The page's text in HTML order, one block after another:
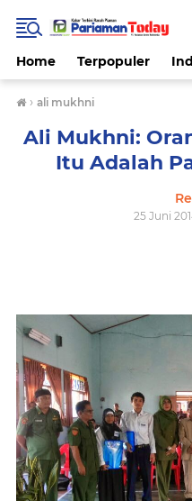
Home Terpopuler
› ali mukhni
Ali Mukhni:
Itu Adalah
25 Juni